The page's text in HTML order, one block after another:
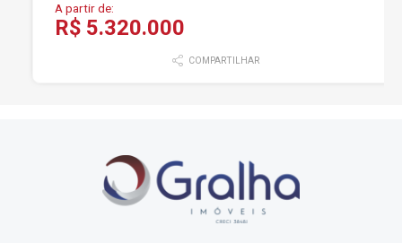
A partir de:
R$ 5.320.000
COMPARTILHAR